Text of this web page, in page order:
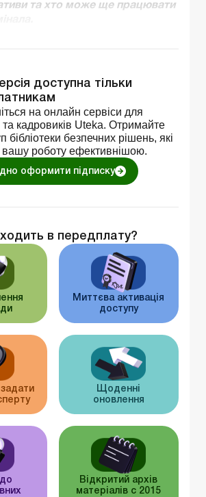
та хто може ще працювати
доступна тільки
на онлайн сервіси для
та кадровиків Uteka. Отримайте
бібліотеки безпечних рішень, які
вашу роботу ефективнішою.
оформити підписку
в передплату?
Миттєва активація
доступу
Щоденні
оновлення
Відкритий архів
матеріалів c 2015